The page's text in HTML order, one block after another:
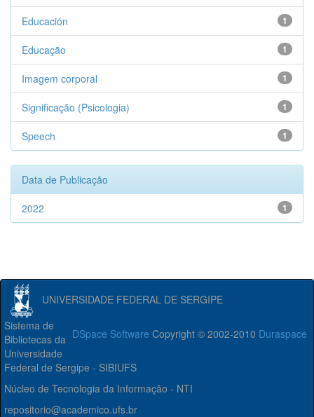
1
Educación
1
Educação
1
Imagem corporal
1
Significação (Psicologia)
1
Speech
Data de Publicação
1
2022
UNIVERSIDADE FEDERAL DE SERGIPE
DSpace Software Copyright © 2002-2010 Duraspace
Sistema de
Bibliotecas da
Universidade
Federal de Sergipe - SIBIUFS
Núcleo de Tecnologia da Informação - NTI
repositorio@academico.ufs.br